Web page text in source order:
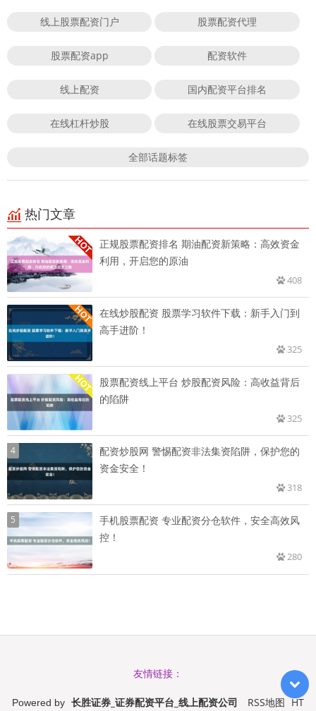
线上股票配资门户 股票配资代理
股票配资app 配资软件
线上配资 国内配资平台排名
在线杠杆炒股 在线股票交易平台
全部话题标签
热门文章
正规股票配资排名 期油配资新策略：高效资金
利用，开启您的原油
408
在线炒股配资 股票学习软件下载：新手入门到
高手进阶！
325
股票配资线上平台 炒股配资风险：高收益背后
的陷阱
325
4
配资炒股网 警惕配资非法集资陷阱，保护您的
资金安全！
318
5
手机股票配资 专业配资分仓软件，安全高效风
控！
280
友情链接：
Powered by 长胜证券_证券配资平台_线上配资公司 RSS地图 HT